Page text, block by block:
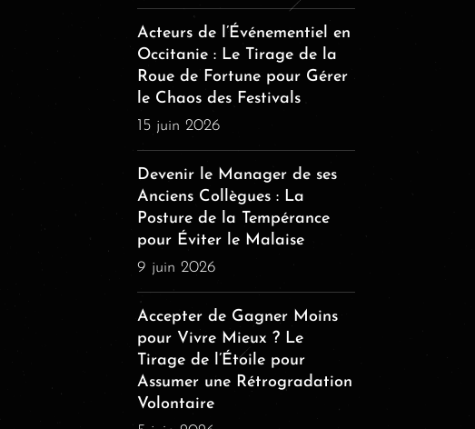
Acteurs de l’Événementiel en
Occitanie : Le Tirage de la
Roue de Fortune pour Gérer
le Chaos des Festivals
15 juin 2026
Devenir le Manager de ses
Anciens Collègues : La
Posture de la Tempérance
pour Éviter le Malaise
9 juin 2026
Accepter de Gagner Moins
pour Vivre Mieux ? Le
Tirage de l’Étoile pour
Assumer une Rétrogradation
Volontaire